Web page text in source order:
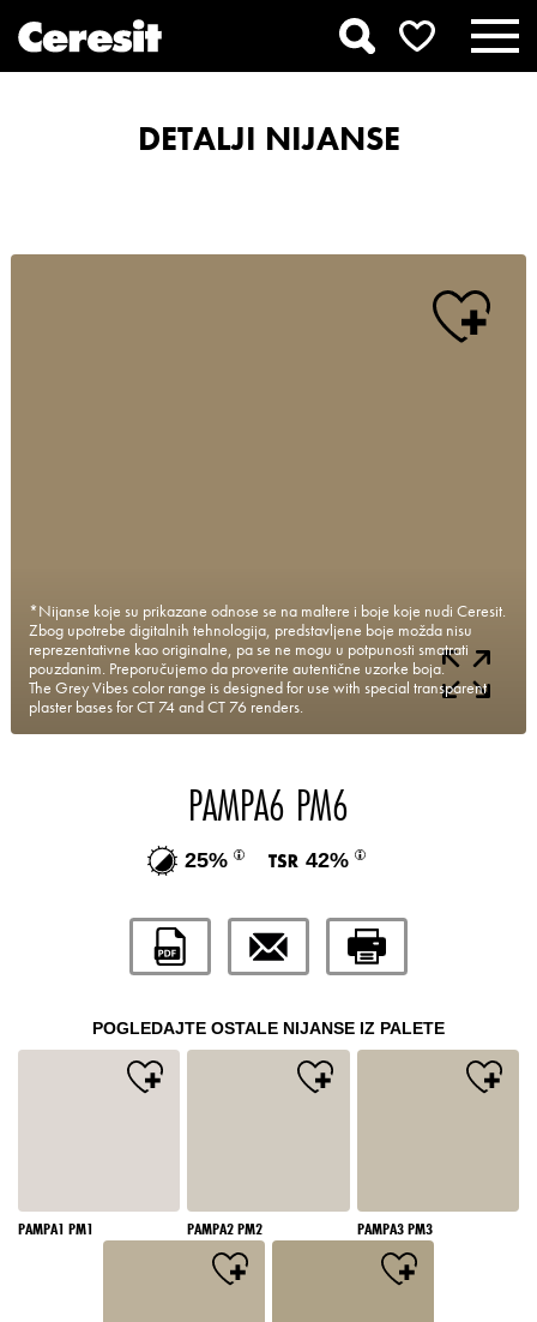
DETALJI NIJANSE
*Nijanse koje su prikazane odnose se na maltere i boje koje nudi Ceresit.
Zbog upotrebe digitalnih tehnologija, predstavljene boje možda nisu
reprezentativne kao originalne, pa se ne mogu u potpunosti smatrati
pouzdanim. Preporučujemo da proverite autentične uzorke boja.
The Grey Vibes color range is designed for use with special transparent
plaster bases for CT 74 and CT 76 renders.
PAMPA6 PM6
25% 42%
POGLEDAJTE OSTALE NIJANSE IZ PALETE
PAMPA1 PM1 PAMPA2 PM2 PAMPA3 PM3